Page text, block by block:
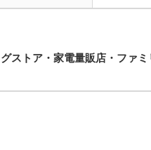
ストア・家電量販店・ファ